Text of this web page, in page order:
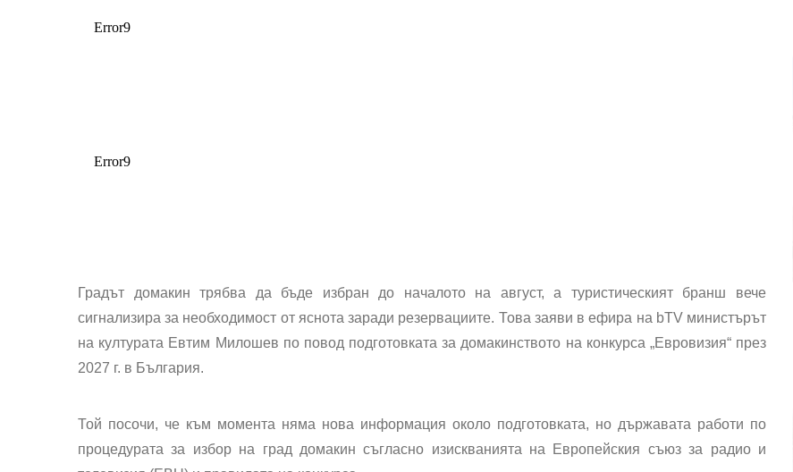
Градът домакин трябва да бъде избран до началото на август, а туристическият бранш вече
сигнализира за необходимост от яснота заради резервациите. Това заяви в ефира на bTV министърът
на културата Евтим Милошев по повод подготовката за домакинството на конкурса „Евровизия“ през
2027 г. в България.
Той посочи, че към момента няма нова информация около подготовката, но държавата работи по
процедурата за избор на град домакин съгласно изискванията на Европейския съюз за радио и